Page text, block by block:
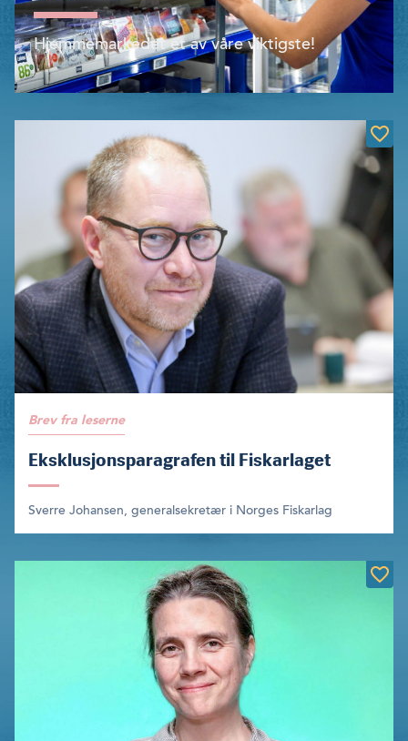
Hjemmemarkedet et av våre viktigste!
Brev fra leserne
Eksklusjonsparagrafen til Fiskarlaget
Sverre Johansen, generalsekretær i Norges Fiskarlag